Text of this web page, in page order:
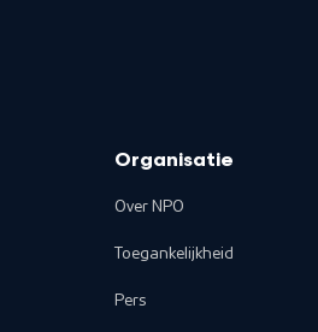
Organisatie
Over NPO
Toegankelijkheid
Pers